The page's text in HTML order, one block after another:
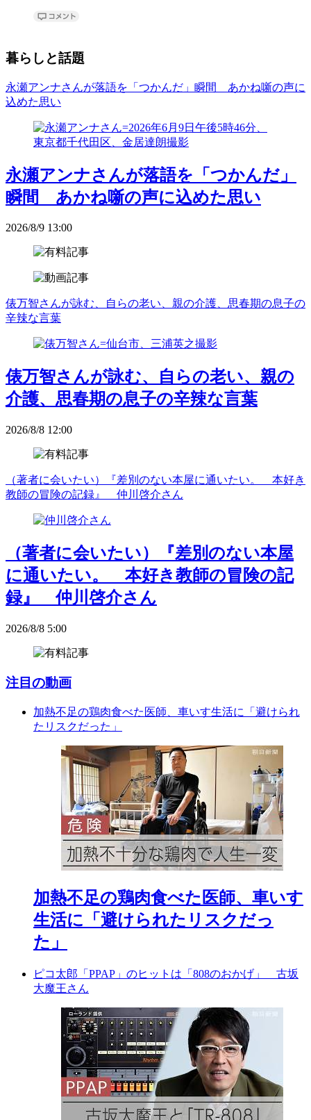
暮らしと話題
永瀬アンナさんが落語を「つかんだ」瞬間 あかね噺の声に
込めた思い
永瀬アンナさんが落語を「つかんだ」
瞬間 あかね噺の声に込めた思い
2026/8/9 13:00
俵万智さんが詠む、自らの老い、親の介護、思春期の息子の
辛辣な言葉
俵万智さんが詠む、自らの老い、親の
介護、思春期の息子の辛辣な言葉
2026/8/8 12:00
（著者に会いたい）『差別のない本屋に通いたい。 本好き
教師の冒険の記録』 仲川啓介さん
（著者に会いたい）『差別のない本屋
に通いたい。 本好き教師の冒険の記
録』 仲川啓介さん
2026/8/8 5:00
注目の動画
加熱不足の鶏肉食べた医師、車いす生活に「避けられ
たリスクだった」
加熱不足の鶏肉食べた医師、車いす
生活に「避けられたリスクだっ
た」
ピコ太郎「PPAP」のヒットは「808のおかげ」 古坂
大魔王さん